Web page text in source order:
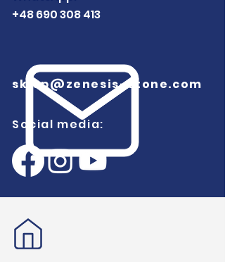
+48 690 308 413
sklep@zenesis-stone.com
Social media: